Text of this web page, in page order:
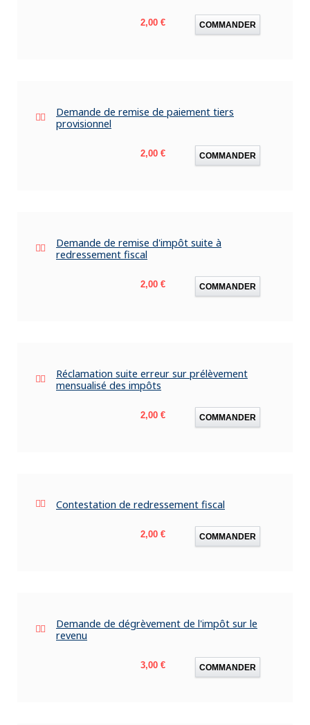
Prix
2,00 € COMMANDER
Demande de remise de paiement tiers
provisionnel
Prix
2,00 € COMMANDER
Demande de remise d'impôt suite à
redressement fiscal
Prix
2,00 € COMMANDER
Réclamation suite erreur sur prélèvement
mensualisé des impôts
Prix
2,00 € COMMANDER
Contestation de redressement fiscal
Prix
2,00 € COMMANDER
Demande de dégrèvement de l'impôt sur le
revenu
Prix
3,00 € COMMANDER